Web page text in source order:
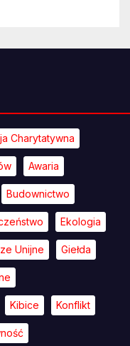
Charytatywna
Awaria
Budownictwo
Ekologia
Unijne Giełda
Kibice Konflikt